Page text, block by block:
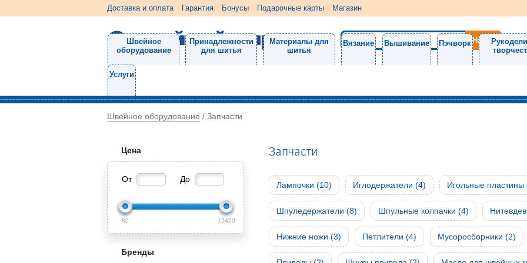
Доставка и оплата Гарантия Бонусы Подарочные карты Магазин
Швейное
оборудование
Принадлежности
для шитья
Материалы для
шитья
Вязание Вышивание Пэчворк
Услуги
Швейное оборудование / Запчасти
Цена
От До
80 12420
Бренды
Запчасти
Лампочки (10) Иглодержатели (4) Игольные пластины
Шпуледержатели (8) Шпульные колпачки (4)
Нижние ножи (3) Петлители (4) Мусоросборники (2)